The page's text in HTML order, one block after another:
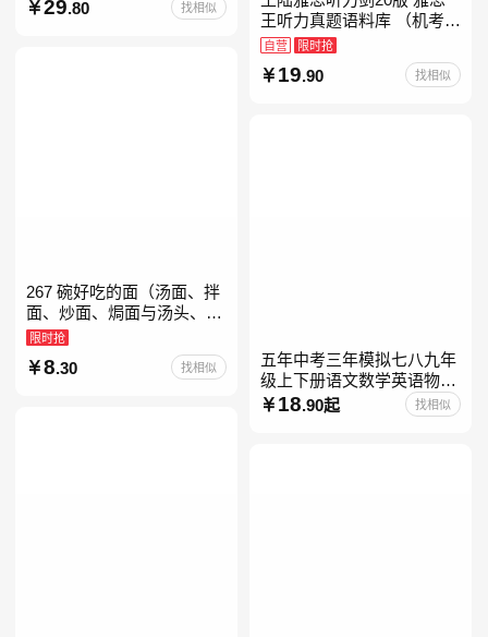
教育书
29.80 找相似
王听力真题语料库 （机考笔
试第二版）备考2026年新版
领跑雅思听力IELTS听力语
料库 新增在
自营 限时抢
19.90 找相似
267 碗好吃的面（汤面、拌
面、炒面、焗面与汤头、高
汤、酱料的奇妙组合，让你
打开味蕾，感受面条的美妙
滋味！令人无法抗拒的
限时抢
8.30 找相似
五年中考三年模拟七八九年
级上下册语文数学英语物理
化学政治历史地理生物人教
版北师版外研版北京版湘教
18.90起 找相似